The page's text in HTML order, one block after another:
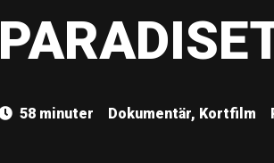
58 minuter Dokumentär, Kortfilm